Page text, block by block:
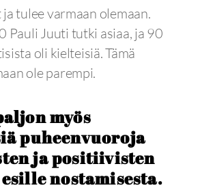
tulee varmaan olemaan.
Pauli Juuti tutki asiaa, ja 90
oli kielteisiä. Tämä
ole parempi.
myös
puheenvuoroja
ja positiivisten
nostamisesta.